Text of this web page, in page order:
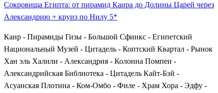
Сокровища Египта: от пирамид Каира до Долины Царей через
Александрию + круиз по Нилу 5*
Каир - Пирамиды Гизы - Большой Сфинкс - Египетский
Национальный Музей - Цитадель - Коптский Квартал - Рынок
Хан эль Халили - Александрия - Колонна Помпеи -
Александрийская Библиотека - Цитадель Кайт-Бэй -
Асуанская Плотина - Ком-Омбо - Филе - Храм Хора - Эдфу -